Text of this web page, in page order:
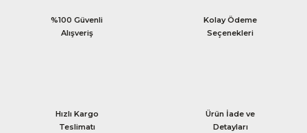
%100 Güvenli
Alışveriş
Kolay Ödeme
Seçenekleri
Hızlı Kargo
Teslimatı
Ürün İade ve
Detayları